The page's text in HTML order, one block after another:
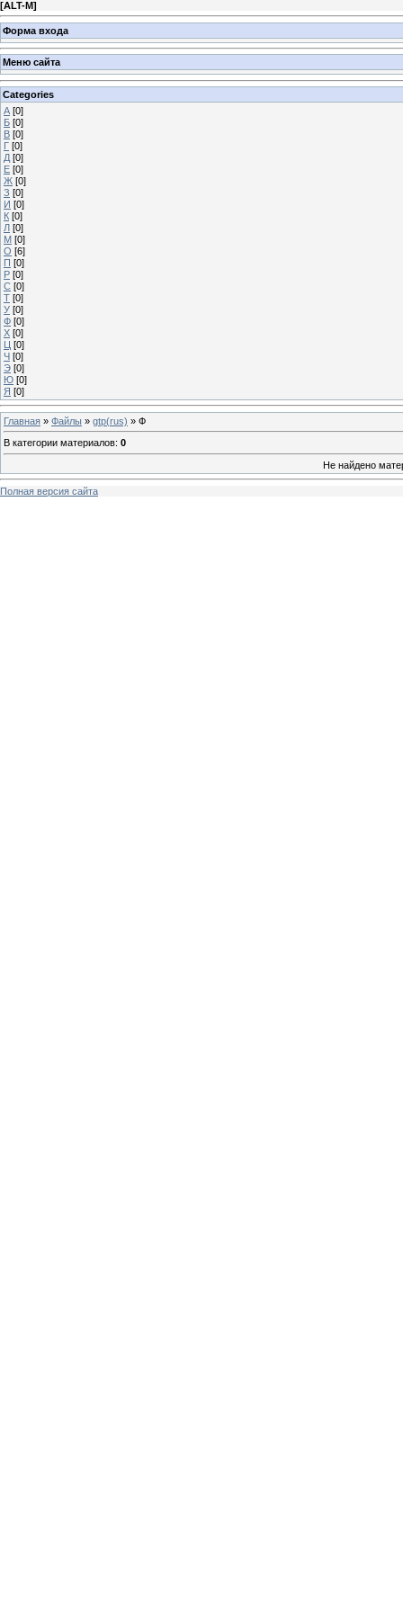
[ALT-M]
Форма входа
Меню сайта
Categories
А [0]
Б [0]
В [0]
Г [0]
Д [0]
Е [0]
Ж [0]
З [0]
И [0]
К [0]
Л [0]
М [0]
О [6]
П [0]
Р [0]
С [0]
Т [0]
У [0]
Ф [0]
Х [0]
Ц [0]
Ч [0]
Э [0]
Ю [0]
Я [0]
Главная » Файлы » gtp(rus) » Ф
В категории материалов: 0
Не найдено
Полная версия сайта